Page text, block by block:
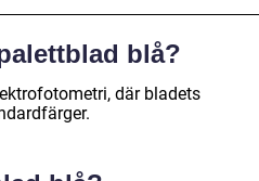
blå?
där bladets